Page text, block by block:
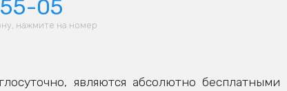
05
нажмите на номер
являются абсолютно бесплатными